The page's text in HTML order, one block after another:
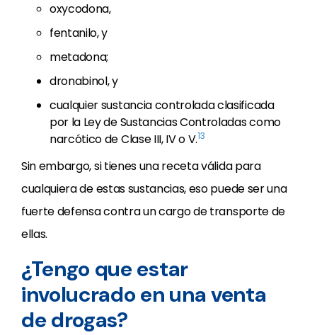
oxycodona,
fentanilo, y
metadona;
dronabinol, y
cualquier sustancia controlada clasificada
por la Ley de Sustancias Controladas como
narcótico de Clase III, IV o V.13
Sin embargo, si tienes una receta válida para
cualquiera de estas sustancias, eso puede ser una
fuerte defensa contra un cargo de transporte de
ellas.
¿Tengo que estar
involucrado en una venta
de drogas?